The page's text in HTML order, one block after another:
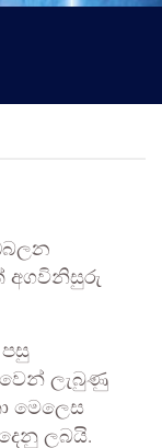
අගවිනිසුරු
ලැබුණු
මෙලෙස
ලබයි.